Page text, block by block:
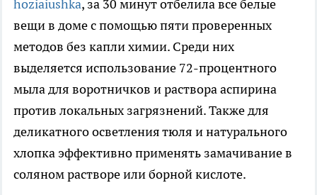
hoziaiushka, за 30 минут отбелила все белые
вещи в доме с помощью пяти проверенных
методов без капли химии. Среди них
выделяется использование 72-процентного
мыла для воротничков и раствора аспирина
против локальных загрязнений. Также для
деликатного осветления тюля и натурального
хлопка эффективно применять замачивание в
соляном растворе или борной кислоте.